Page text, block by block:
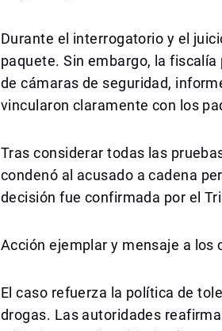
Durante el interrogatorio y el
paquete. Sin embargo, la
de cámaras de seguridad,
vincularon claramente con los
Tras considerar todas las
condenó al acusado a cadena
decisión fue confirmada por el
Acción ejemplar y mensaje a los
El caso refuerza la política de
drogas. Las autoridades